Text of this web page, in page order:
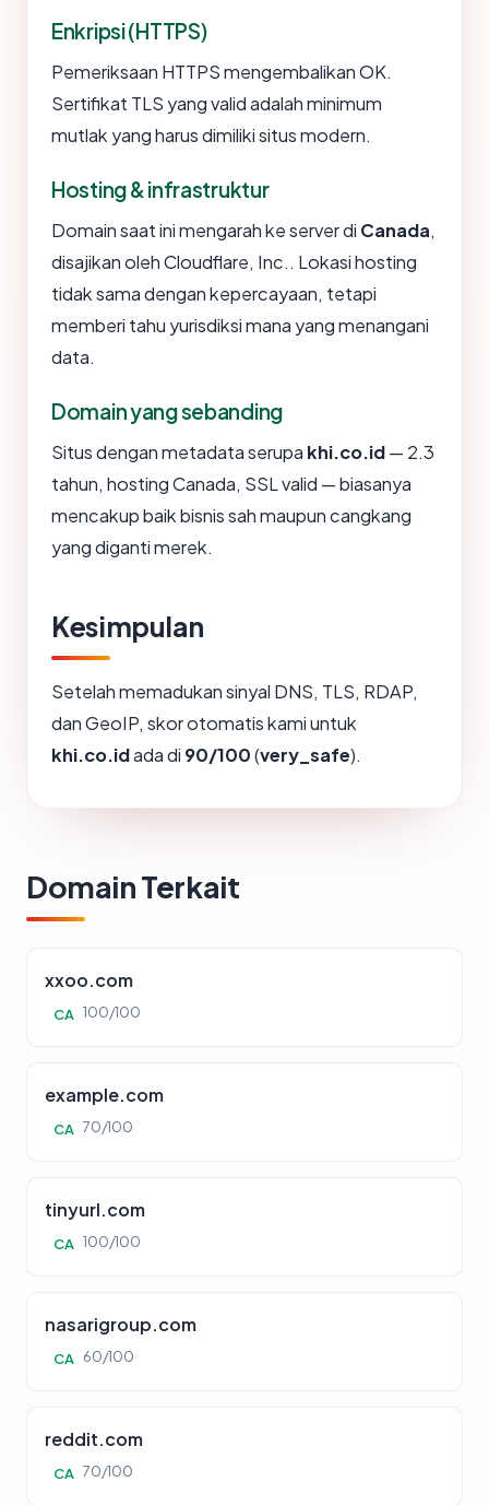
Enkripsi (HTTPS)
Pemeriksaan HTTPS mengembalikan OK.
Sertifikat TLS yang valid adalah minimum
mutlak yang harus dimiliki situs modern.
Hosting & infrastruktur
Domain saat ini mengarah ke server di Canada,
disajikan oleh Cloudflare, Inc.. Lokasi hosting
tidak sama dengan kepercayaan, tetapi
memberi tahu yurisdiksi mana yang menangani
data.
Domain yang sebanding
Situs dengan metadata serupa khi.co.id— 2.3
tahun, hosting Canada, SSL valid — biasanya
mencakup baik bisnis sah maupun cangkang
yang diganti merek.
Kesimpulan
Setelah memadukan sinyal DNS, TLS, RDAP,
dan GeoIP, skor otomatis kami untuk
khi.co.idada di 90/100(very_safe).
Domain Terkait
xxoo.com
CA 100/100
example.com
CA 70/100
tinyurl.com
CA 100/100
nasarigroup.com
CA 60/100
reddit.com
CA 70/100